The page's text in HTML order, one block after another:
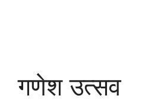
गणेश उत्सव